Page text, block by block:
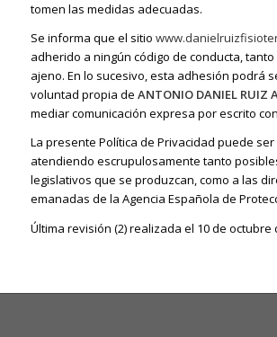
tomen las medidas adecuadas.
Se informa que el sitio
adherido a ningún código de conducta,
ajeno. En lo sucesivo, esta adhesión podrá
voluntad propia de ANTONIO DANIEL RUIZ
mediar comunicación expresa por escrito
La presente Política de Privacidad puede
atendiendo escrupulosamente tanto
legislativos que se produzcan, como a las
emanadas de la Agencia Española de
Última revisión (2) realizada el 10 de octubre